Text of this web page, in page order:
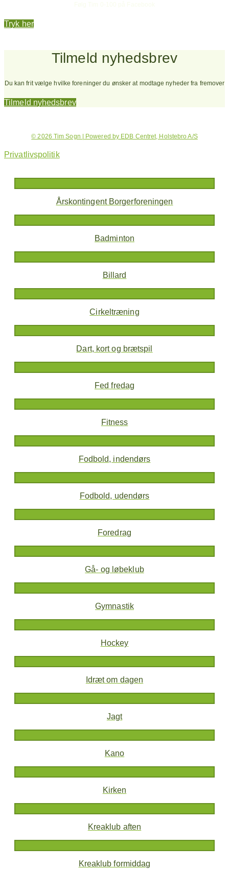
Tryk her
Tilmeld nyhedsbrev
Du kan frit vælge hvilke foreninger du ønsker at modtage nyheder fra fremover
Tilmeld nyhedsbrev
© 2026 Tim Sogn | Powered by EDB Centret, Holstebro A/S
Privatlivspolitik
Årskontingent Borgerforeningen
Badminton
Billard
Cirkeltræning
Dart, kort og brætspil
Fed fredag
Fitness
Fodbold, indendørs
Fodbold, udendørs
Foredrag
Gå- og løbeklub
Gymnastik
Hockey
Idræt om dagen
Jagt
Kano
Kirken
Kreaklub aften
Kreaklub formiddag